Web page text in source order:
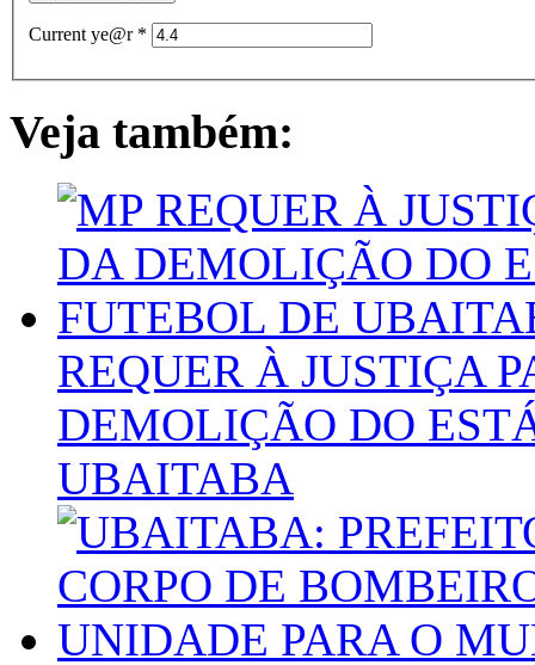
Current ye@r *
Veja também:
REQUER À JUSTIÇA
DEMOLIÇÃO DO
UBAITABA